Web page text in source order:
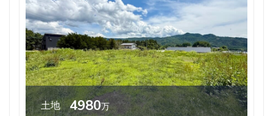
土地 4980万